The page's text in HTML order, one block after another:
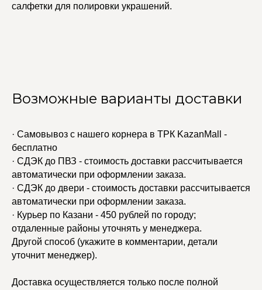
салфетки для полировки украшений.
Возможные варианты доставки
· Самовывоз с нашего корнера в ТРК KazanMall -
бесплатно
· СДЭК до ПВЗ - стоимость доставки рассчитывается
автоматически при оформлении заказа.
· СДЭК до двери - стоимость доставки рассчитывается
автоматически при оформлении заказа.
· Курьер по Казани - 450 рублей по городу;
отдаленные районы уточнять у менеджера.
Другой способ (укажите в комментарии, детали
уточнит менеджер).
Доставка осуществляется только после полной